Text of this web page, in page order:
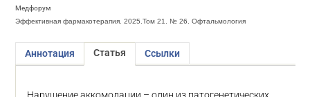
Медфорум
Эффективная фармакотерапия. 2025.Том 21. № 26. Офтальмология
Аннотация Статья Ссылки